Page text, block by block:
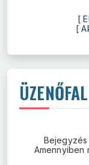
[
[
ÜZENŐFAL
Amennyiben